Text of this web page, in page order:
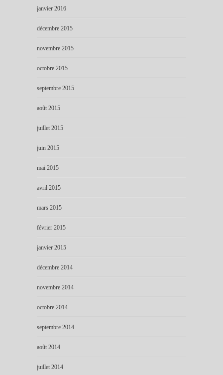
janvier 2016
décembre 2015
novembre 2015
octobre 2015
septembre 2015
août 2015
juillet 2015
juin 2015
mai 2015
avril 2015
mars 2015
février 2015
janvier 2015
décembre 2014
novembre 2014
octobre 2014
septembre 2014
août 2014
juillet 2014